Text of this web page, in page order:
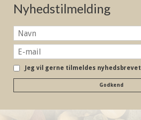
Nyhedstilmelding
Jeg vil gerne tilmeldes nyhedsbrevet
Godkend